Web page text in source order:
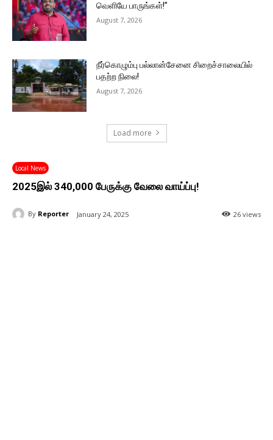
வெளியே பாருங்கள்!”
August 7, 2026
நீர்கொழும்பு பல்லான்சேனை சிறைச்சாலையில்
பதற்ற நிலை!
August 7, 2026
Load more
Local News
2025இல் 340,000 பேருக்கு வேலை வாய்ப்பு!
26 views
By Reporter January 24, 2025